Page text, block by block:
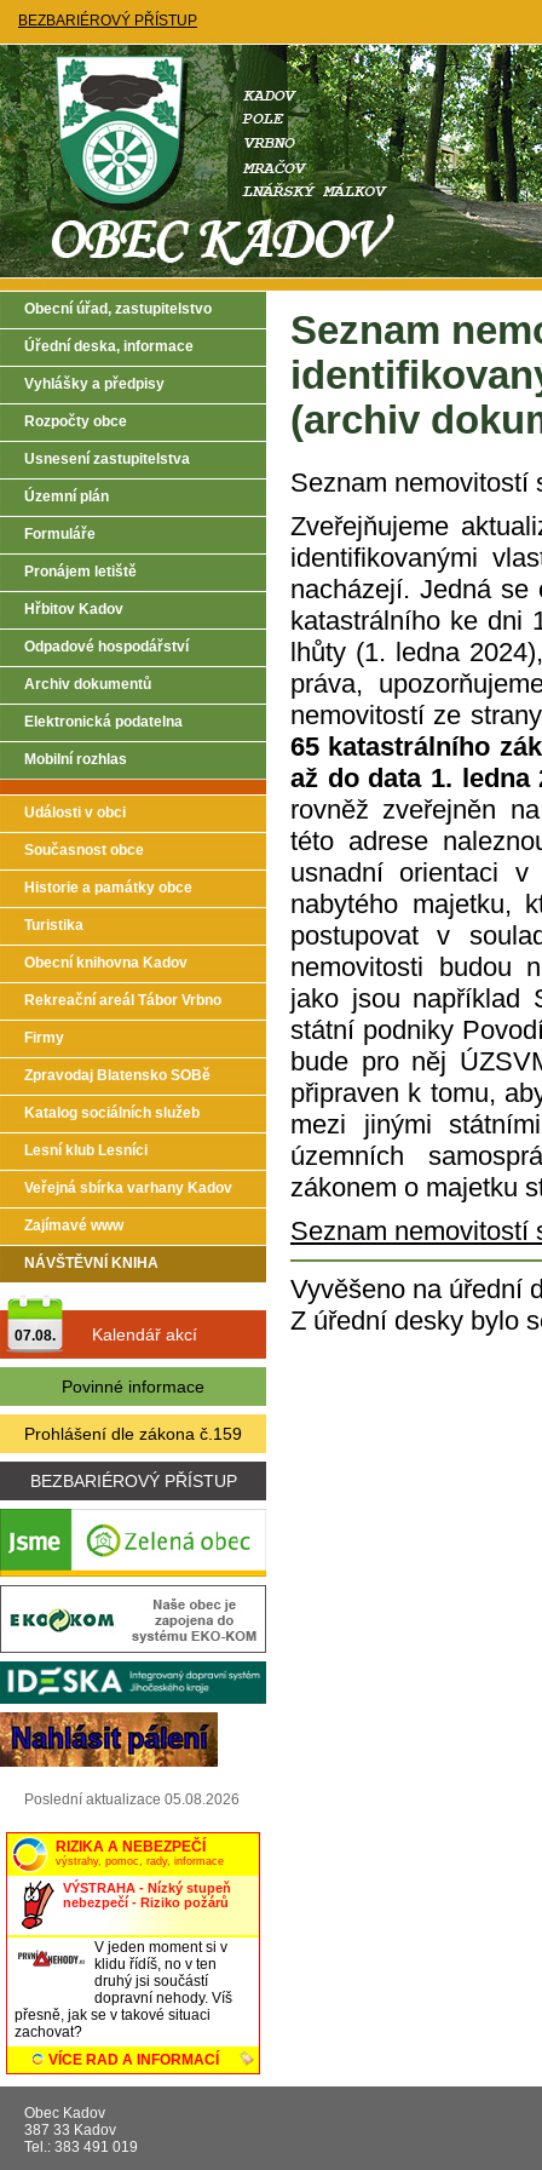
BEZBARIÉROVÝ PŘÍSTUP
Seznam
(archiv
Seznam nemovitostí
Zveřejňujeme
identifikovanými
nacházejí. Jedná se
katastrálního ke dni
lhůty (1. ledna
práva,
nemovitostí ze
65 katastrálního
až do data 1. ledna
rovněž zveřejněn
této adrese
usnadní orientaci v
nabytého majetku,
postupovat v
nemovitosti budou
jako jsou například
státní podniky
bude pro něj
připraven k tomu,
mezi jinými
územních
zákonem o majetku
Seznam nemovitostí
Vyvěšeno na úřední
Z úřední desky bylo
Obecní úřad, zastupitelstvo
Úřední deska, informace
Vyhlášky a předpisy
Rozpočty obce
Usnesení zastupitelstva
Územní plán
Formuláře
Pronájem letiště
Hřbitov Kadov
Odpadové hospodářství
Archiv dokumentů
Elektronická podatelna
Mobilní rozhlas
Události v obci
Současnost obce
Historie a památky obce
Turistika
Obecní knihovna Kadov
Rekreační areál Tábor Vrbno
Firmy
Zpravodaj Blatensko SOBě
Katalog sociálních služeb
Lesní klub Lesníci
Veřejná sbírka varhany Kadov
Zajímavé www
NÁVŠTĚVNÍ KNIHA
07.08. Kalendář akcí
Povinné informace
Prohlášení dle zákona č.159
BEZBARIÉROVÝ PŘÍSTUP
Poslední aktualizace 05.08.2026
Obec Kadov
387 33 Kadov
Tel.: 383 491 019